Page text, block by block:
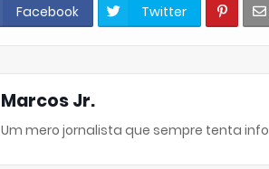
Facebook Twitter
Marcos Jr.
Um mero jornalista que sempre tenta